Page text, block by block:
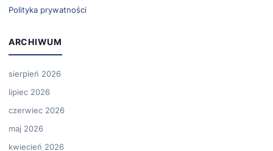
Polityka prywatności
ARCHIWUM
sierpień 2026
lipiec 2026
czerwiec 2026
maj 2026
kwiecień 2026